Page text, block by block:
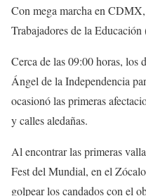
Con mega marcha en
Trabajadores de la
Cerca de las 09:00 horas, los
Ángel de la Independencia
ocasionó las primeras
y calles aledañas.
Al encontrar las primeras
Fest del Mundial, en el
golpear los candados con el